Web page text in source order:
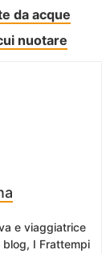
da acque
nuotare
e viaggiatrice
I Frattempi